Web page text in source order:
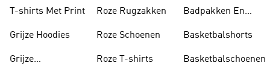
T-shirts Met Print
Grijze Hoodies
Grijze
Roze Rugzakken
Roze Schoenen
Roze T-shirts
Badpakken En
Basketbalshorts
Basketbalschoenen